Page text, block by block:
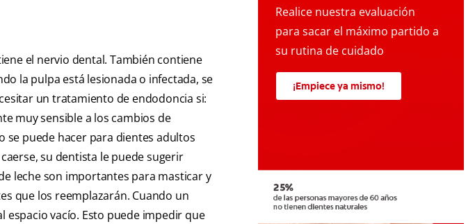
el nervio dental. También contiene
la pulpa está lesionada o infectada, se
un tratamiento de endodoncia si:
muy sensible a los cambios de
puede hacer para dientes adultos
su dentista le puede sugerir
leche son importantes para masticar y
que los reemplazarán. Cuando un
vacío. Esto puede impedir que
Realice nuestra evaluación
para sacar el máximo partido a
su rutina de cuidado
¡Empiece ya mismo!